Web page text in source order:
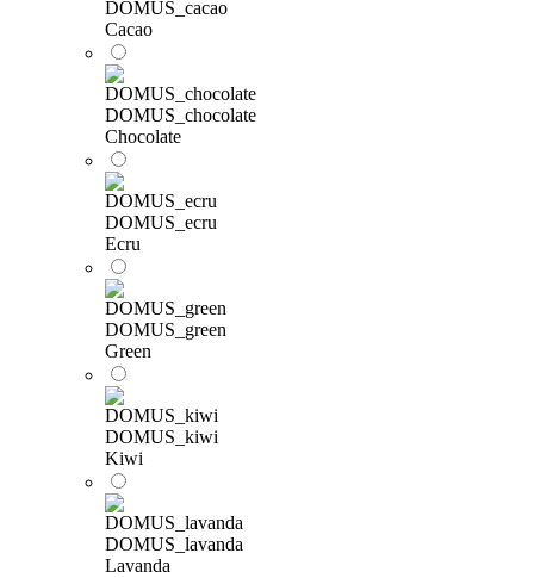
DOMUS_cacao
Cacao
DOMUS_chocolate
Chocolate
DOMUS_ecru
Ecru
DOMUS_green
Green
DOMUS_kiwi
Kiwi
DOMUS_lavanda
Lavanda